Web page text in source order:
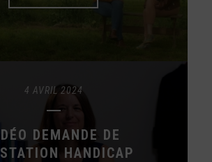
4 AVRIL 2024
DEMANDE DE
HANDICAP